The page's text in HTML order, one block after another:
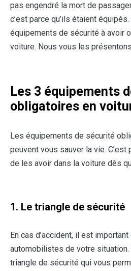
pas engendré la mort de
c’est parce qu’ils étaient
équipements de sécurité à avoir
voiture. Nous vous les
Les 3 équipements
obligatoires en
Les équipements de sécurité
peuvent vous sauver la vie.
de les avoir dans la voiture dès
1. Le triangle de sécurité
En cas d’accident, il est
automobilistes de votre situation.
triangle de sécurité qui vous